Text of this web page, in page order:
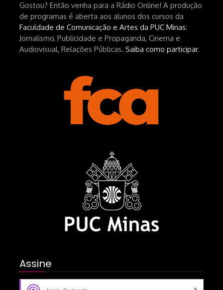
Gostou? Então venha para a Rádio Online! A produção
de programas é aberta aos alunos dos cursos da
Faculdade de Comunicação e Artes da PUC Minas:
Jornalismo, Publicidade e Propaganda, Cinema e
Audiovisual, Relações Públicas. Saiba como participar.
Assine